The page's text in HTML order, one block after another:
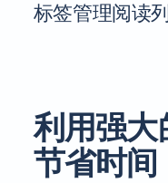
标签管理阅读列
利用强大
节省时间